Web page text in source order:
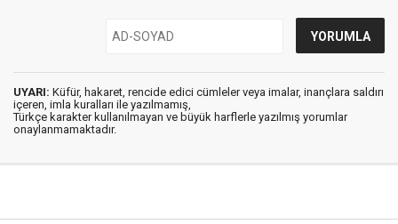
UYARI: Küfür, hakaret, rencide edici cümleler veya imalar, inançlara saldırı
içeren, imla kuralları ile yazılmamış,
Türkçe karakter kullanılmayan ve büyük harflerle yazılmış yorumlar
onaylanmamaktadır.